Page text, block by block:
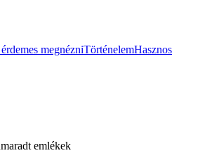
megnézniTörténelemHasznos
emlékek